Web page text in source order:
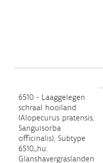
6510 - Laaggelegen
schraal hooiland
(Alopecurus pratensis,
Sanguisorba
officinalis), Subtype
6510_hu:
Glanshavergraslanden